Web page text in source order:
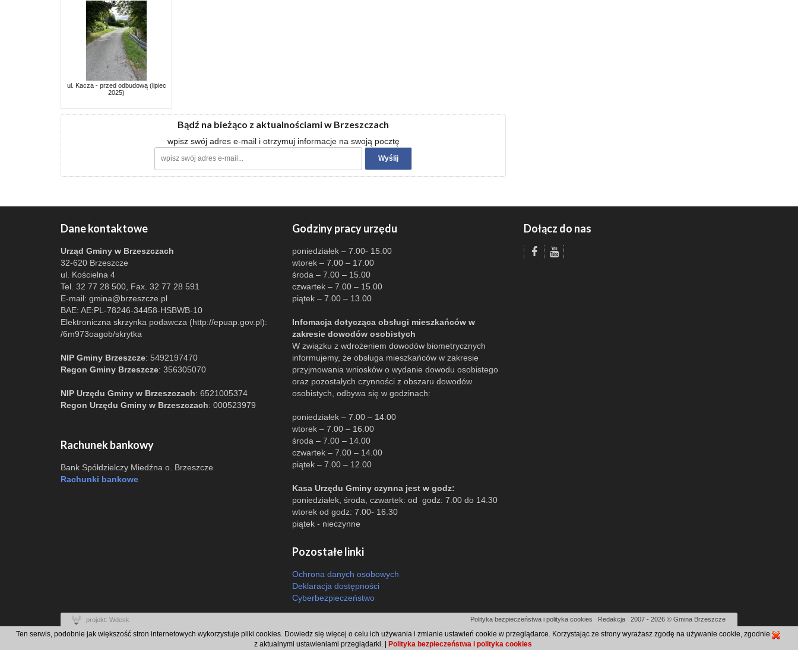
ul. Kacza - przed odbudową (lipiec
2025)
Bądź na bieżąco z aktualnościami w Brzeszczach
wpisz swój adres e-mail i otrzymuj informacje na swoją pocztę
Dane kontaktowe
Urząd Gminy w Brzeszczach
32-620 Brzeszcze
ul. Kościelna 4
Tel. 32 77 28 500, Fax. 32 77 28 591
E-mail: gmina@brzeszcze.pl
BAE: AE:PL-78246-34458-HSBWB-10
Elektroniczna skrzynka podawcza (http://epuap.gov.pl):
/6m973oagob/skrytka
NIP Gminy Brzeszcze: 5492197470
Regon Gminy Brzeszcze: 356305070
NIP Urzędu Gminy w Brzeszczach: 6521005374
Regon Urzędu Gminy w Brzeszczach: 000523979
Rachunek bankowy
Bank Spółdzielczy Miedźna o. Brzeszcze
Rachunki bankowe
Godziny pracy urzędu
poniedziałek – 7.00- 15.00
wtorek – 7.00 – 17.00
środa – 7.00 – 15.00
czwartek – 7.00 – 15.00
piątek – 7.00 – 13.00
Infomacja dotycząca obsługi mieszkańców w
zakresie dowodów osobistych
W związku z wdrożeniem dowodów biometrycznych
informujemy, że obsługa mieszkańców w zakresie
przyjmowania wniosków o wydanie dowodu osobistego
oraz pozostałych czynności z obszaru dowodów
osobistych, odbywa się w godzinach:
poniedziałek – 7.00 – 14.00
wtorek – 7.00 – 16.00
środa – 7.00 – 14.00
czwartek – 7.00 – 14.00
piątek – 7.00 – 12.00
Kasa Urzędu Gminy czynna jest w godz:
poniedziałek, środa, czwartek: od godz: 7.00 do 14.30
wtorek od godz: 7.00- 16.30
piątek - nieczynne
Pozostałe linki
Ochrona danych osobowych
Deklaracja dostępności
Cyberbezpieczeństwo
Dołącz do nas
Polityka bezpieczeństwa i polityka cookies Redakcja 2007 - 2026 © Gmina Brzeszcze
projekt: Wdesk
Ten serwis, podobnie jak większość stron internetowych wykorzystuje pliki cookies. Dowiedz się więcej o celu ich używania i zmianie ustawień cookie w przeglądarce. Korzystając ze strony wyrażasz zgodę na używanie cookie, zgodnie
z aktualnymi ustawieniami przeglądarki. |
Polityka bezpieczeństwa i polityka cookies